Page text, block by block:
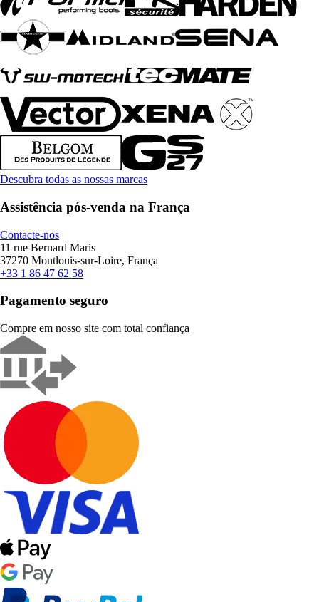
Descubra todas as nossas marcas
Assistência pós-venda na França
Contacte-nos
11 rue Bernard Maris
37270 Montlouis-sur-Loire, França
+33 1 86 47 62 58
Pagamento seguro
Compre em nosso site com total confiança